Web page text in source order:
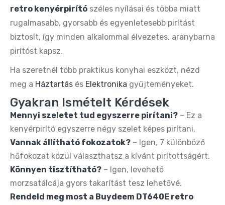
retro kenyérpirító széles nyílásai és többa miatt
rugalmasabb, gyorsabb és egyenletesebb pirítást
biztosít, így minden alkalommal élvezetes, aranybarna
pirítóst kapsz.
Ha szeretnél több praktikus konyhai eszközt, nézd
meg a Háztartás és Elektronika gyűjteményeket.
Gyakran Ismételt Kérdések
Mennyi szeletet tud egyszerre pirítani? – Ez a
kenyérpirító egyszerre négy szelet képes pirítani.
Vannak állítható fokozatok? – Igen, 7 különböző
hőfokozat közül választhatsz a kívánt pirítottságért.
Könnyen tisztítható? – Igen, levehető
morzsatálcája gyors takarítást tesz lehetővé.
Rendeld meg most a Buydeem DT640E retro